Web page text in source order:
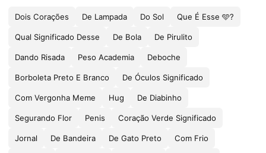
Dois Corações De Lampada Do Sol Que É Esse 🩵?
Qual Significado Desse De Bola De Pirulito
Dando Risada Peso Academia Deboche
Borboleta Preto E Branco De Óculos Significado
Com Vergonha Meme Hug De Diabinho
Segurando Flor Penis Coração Verde Significado
Jornal De Bandeira De Gato Preto Com Frio